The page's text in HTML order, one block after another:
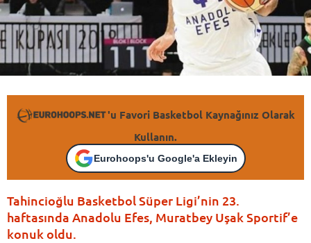
'u Favori Basketbol Kaynağınız Olarak
Kullanın.
Eurohoops'u Google'a Ekleyin
Tahincioğlu Basketbol Süper Ligi’nin 23.
haftasında Anadolu Efes, Muratbey Uşak Sportif’e
konuk oldu.